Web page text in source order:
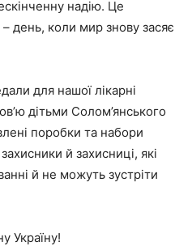
надію. Це
день, коли мир знову засяє
для нашої лікарні
дітьми Солом’янського
поробки та набори
й захисниці, які
й не можуть зустріти
Україну!